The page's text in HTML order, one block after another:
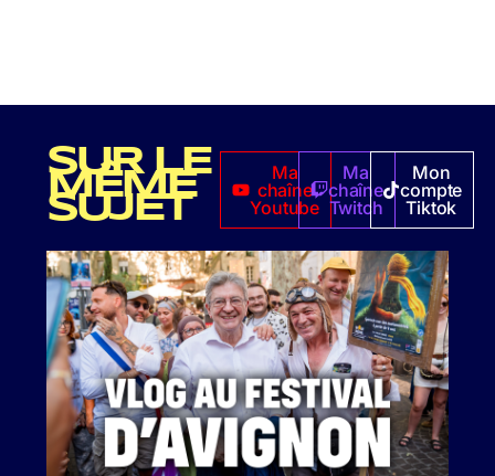
SUR LE
MÊME
SUJET
Ma
chaîne
Youtube
Ma
chaîne
Twitch
Mon
compte
Tiktok